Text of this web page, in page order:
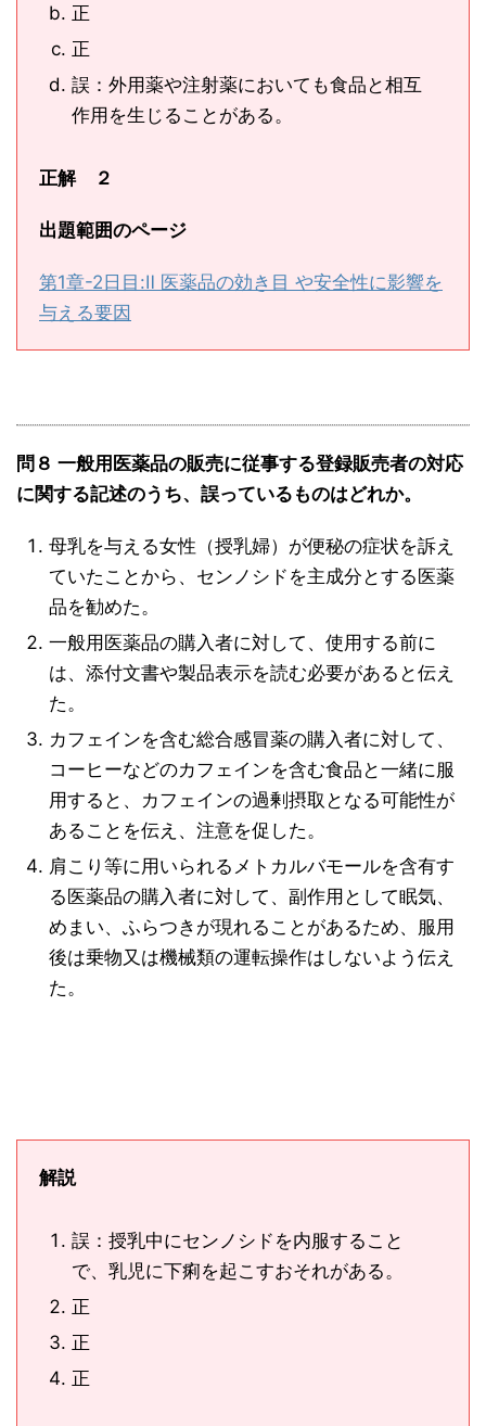
正
正
誤：外用薬や注射薬においても食品と相互
作用を生じることがある。
正解 ２
出題範囲のページ
第1章-2日目:Ⅱ 医薬品の効き目 や安全性に影響を
与える要因
問８ 一般用医薬品の販売に従事する登録販売者の対応
に関する記述のうち、誤っているものはどれか。
母乳を与える女性（授乳婦）が便秘の症状を訴え
ていたことから、センノシドを主成分とする医薬
品を勧めた。
一般用医薬品の購入者に対して、使用する前に
は、添付文書や製品表示を読む必要があると伝え
た。
カフェインを含む総合感冒薬の購入者に対して、
コーヒーなどのカフェインを含む食品と一緒に服
用すると、カフェインの過剰摂取となる可能性が
あることを伝え、注意を促した。
肩こり等に用いられるメトカルバモールを含有す
る医薬品の購入者に対して、副作用として眠気、
めまい、ふらつきが現れることがあるため、服用
後は乗物又は機械類の運転操作はしないよう伝え
た。
解説
誤：授乳中にセンノシドを内服すること
で、乳児に下痢を起こすおそれがある。
正
正
正